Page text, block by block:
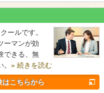
ールです。
ーマンが効
できる、無
» 続きを読む
はこちらから